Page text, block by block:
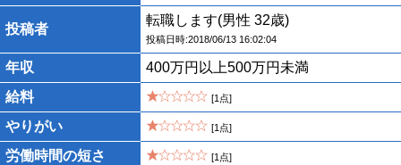
投稿者
転職します(男性 32歳)
投稿日時:2018/06/13 16:02:04
年収
400万円以上500万円未満
給料
[1点]
やりがい [1点]
労働時間の短さ [1点]